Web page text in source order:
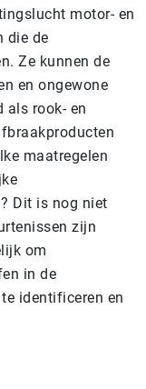
motor- en
die de
Ze kunnen de
en ongewone
als rook- en
maatregelen
Dit is nog niet
zijn
om
in de
identificeren en